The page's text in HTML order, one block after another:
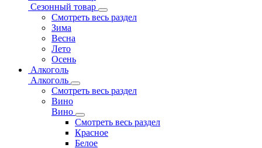
Сезонный товар
Смотреть весь раздел
Зима
Весна
Лето
Осень
Алкоголь
Алкоголь
Смотреть весь раздел
Вино
Вино
Смотреть весь раздел
Красное
Белое